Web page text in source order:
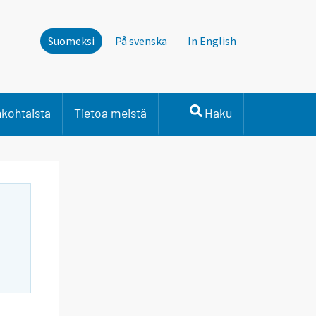
Suomeksi På svenska In English
Tietoa meistä Haku